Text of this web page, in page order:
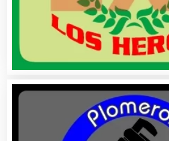
Alarmas
Albercas
Alimentos